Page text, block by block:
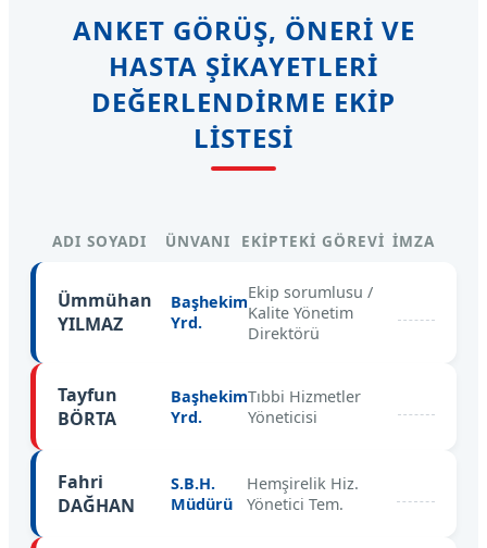
ANKET GÖRÜŞ, ÖNERI VE
HASTA ŞIKAYETLERI
DEĞERLENDIRME EKIP
LISTESI
ADI SOYADI ÜNVANI EKIPTEKI GÖREVI İMZA
Ümmühan
YILMAZ
Başhekim
Yrd.
Ekip sorumlusu /
Kalite Yönetim
Direktörü
Tayfun
BÖRTA
Başhekim
Yrd.
Tıbbi Hizmetler
Yöneticisi
Fahri
DAĞHAN
S.B.H.
Müdürü
Hemşirelik Hiz.
Yönetici Tem.